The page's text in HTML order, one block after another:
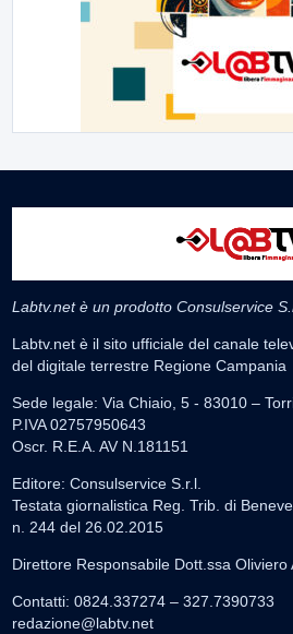
Labtv.net è un prodotto Consulservice
Labtv.net è il sito ufficiale del canale
del digitale terrestre Regione Campania
Sede legale: Via Chiaio, 5 - 83010 –
P.IVA 02757950643
Oscr. R.E.A. AV N.181151
Editore: Consulservice S.r.l.
Testata giornalistica Reg. Trib. di
n. 244 del 26.02.2015
Direttore Responsabile Dott.ssa Oliviero
Contatti: 0824.337274 – 327.7390733
redazione@labtv.net